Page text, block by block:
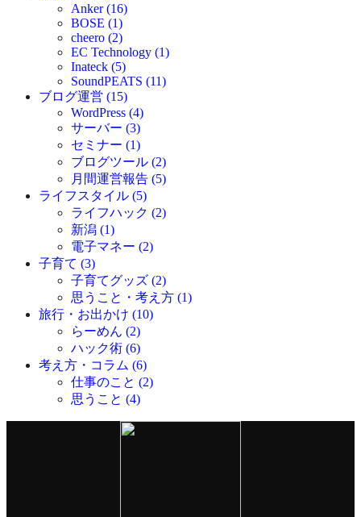
Anker (16)
BOSE (1)
cheero (2)
EC Technology (1)
Inateck (5)
SoundPEATS (11)
ブログ運営 (15)
WordPress (4)
サーバー (3)
セミナー (1)
ブログツール (2)
月間運営報告 (5)
ライフスタイル (5)
ライフハック (2)
新潟 (1)
電子マネー (2)
子育て (3)
子育てグッズ (2)
思うこと・考え方 (1)
旅行・お出かけ (10)
らーめん (2)
ハック術 (6)
考え方・コラム (6)
仕事のこと (2)
思うこと (4)